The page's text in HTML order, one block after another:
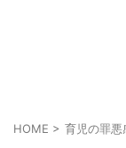
HOME > 育児の罪悪